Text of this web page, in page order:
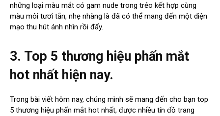
những loại màu mắt có gam nude trong trẻo kết hợp cùng
màu môi tươi tắn, nhẹ nhàng là đã có thể mang đến một diện
mạo thu hút ánh nhìn rồi đấy.
3. Top 5 thương hiệu phấn mắt
hot nhất hiện nay.
Trong bài viết hôm nay, chúng mình sẽ mang đến cho bạn top
5 thương hiệu phấn mắt hot nhất, được nhiều tín đồ trang